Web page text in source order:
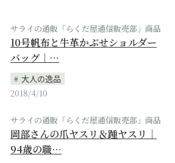
サライの通販「らくだ屋通信販売部」商品
10号帆布と牛革かぶせショルダー
バッグ｜…
大人の逸品
2018/4/10
サライの通販「らくだ屋通信販売部」商品
岡部さんの爪ヤスリ＆踵ヤスリ｜
94歳の職…